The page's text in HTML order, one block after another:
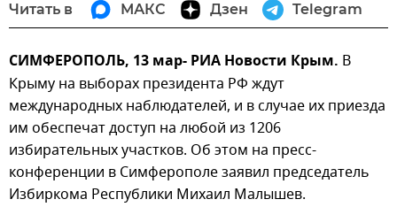
Читать в МАКС Дзен Telegram
СИМФЕРОПОЛЬ, 13 мар- РИА Новости Крым. В
Крыму на выборах президента РФ ждут
международных наблюдателей, и в случае их приезда
им обеспечат доступ на любой из 1206
избирательных участков. Об этом на пресс-
конференции в Симферополе заявил председатель
Избиркома Республики Михаил Малышев.